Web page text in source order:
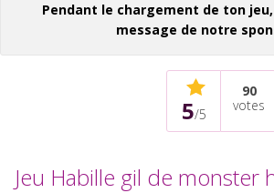
Pendant le chargement de ton
message de notre
5/5
90
votes
Jeu Habille gil de monster